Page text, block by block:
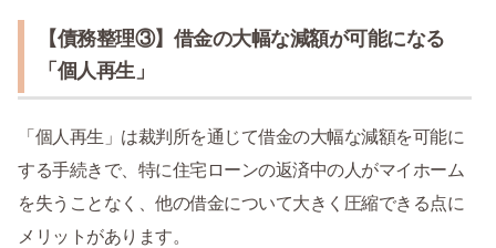
【債務整理③】借金の大幅な減額が可能になる
「個人再生」
「個人再生」は裁判所を通じて借金の大幅な減額を可能に
する手続きで、特に住宅ローンの返済中の人がマイホーム
を失うことなく、他の借金について大きく圧縮できる点に
メリットがあります。